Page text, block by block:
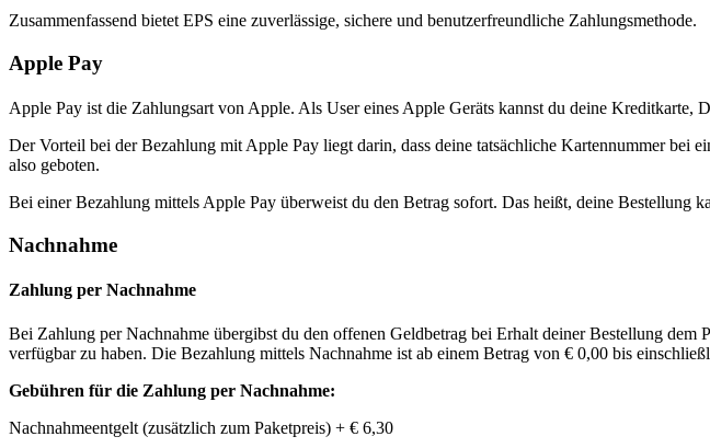
Zusammenfassend bietet EPS eine zuverlässige, sichere und benutzerfreundliche Zahlungsmethode.
Apple Pay
Apple Pay ist die Zahlungsart von Apple. Als User eines Apple Geräts kannst du deine Kreditkarte,
Der Vorteil bei der Bezahlung mit Apple Pay liegt darin, dass deine tatsächliche Kartennummer bei
also geboten.
Bei einer Bezahlung mittels Apple Pay überweist du den Betrag sofort. Das heißt, deine Bestellung
Nachnahme
Zahlung per Nachnahme
Bei Zahlung per Nachnahme übergibst du den offenen Geldbetrag bei Erhalt deiner Bestellung
verfügbar zu haben. Die Bezahlung mittels Nachnahme ist ab einem Betrag von € 0,00 bis
Gebühren für die Zahlung per Nachnahme:
Nachnahmeentgelt (zusätzlich zum Paketpreis) + € 6,30